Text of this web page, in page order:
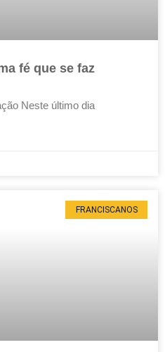
fé que se faz
Neste último dia
FRANCISCANOS